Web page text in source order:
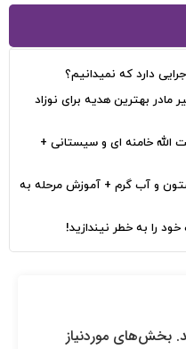
دارد که نمیدانیم؟
بهترین هدیه برای نوزاد
خامنه ای و سیستانی +
و آب گرم + آموزش مرحله به
به خطر نیندازید!
موردنیاز